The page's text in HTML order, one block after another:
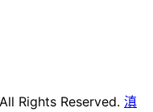
All Rights Reserved. 滇